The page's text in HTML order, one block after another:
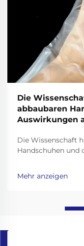
Die
abbaubaren
Auswirkungen
Die Wissenschaft
Handschuhen und
sich als
Plastikmüllkrise
Mehr anzeigen